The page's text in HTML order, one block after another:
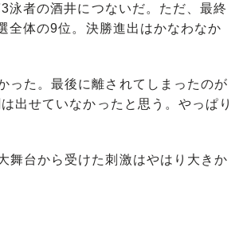
者の酒井につないだ。ただ、最終
全体の9位。決勝進出はかなわなか
った。最後に離されてしまったのが
出せていなかったと思う。やっぱり
台から受けた刺激はやはり大きか